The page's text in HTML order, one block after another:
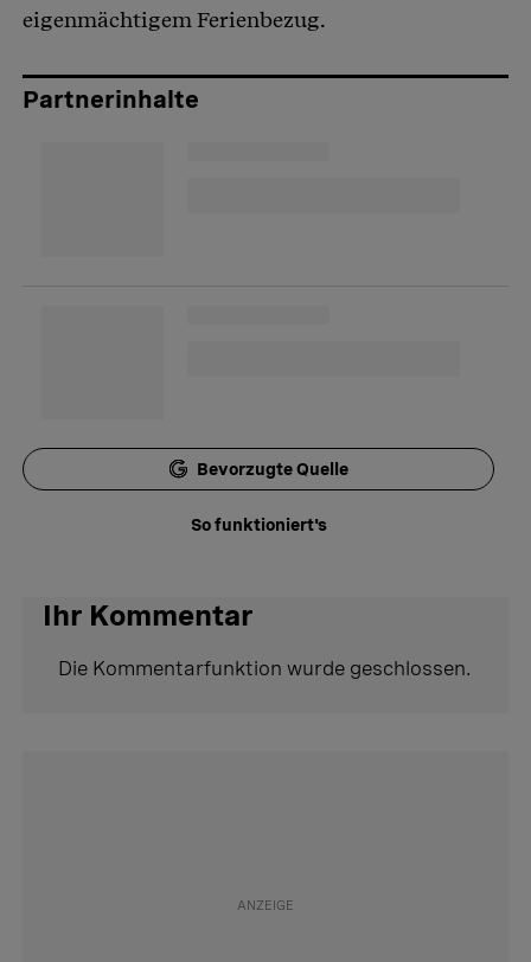
eigenmächtigem Ferienbezug.
Partnerinhalte
Bevorzugte Quelle
So funktioniert's
Ihr Kommentar
Die Kommentarfunktion wurde geschlossen.